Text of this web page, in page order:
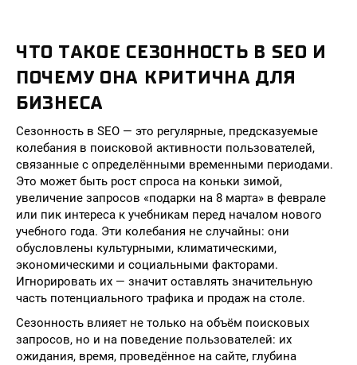
ЧТО ТАКОЕ СЕЗОННОСТЬ В SEO И
ПОЧЕМУ ОНА КРИТИЧНА ДЛЯ
БИЗНЕСА
Сезонность в SEO — это регулярные, предсказуемые
колебания в поисковой активности пользователей,
связанные с определёнными временными периодами.
Это может быть рост спроса на коньки зимой,
увеличение запросов «подарки на 8 марта» в феврале
или пик интереса к учебникам перед началом нового
учебного года. Эти колебания не случайны: они
обусловлены культурными, климатическими,
экономическими и социальными факторами.
Игнорировать их — значит оставлять значительную
часть потенциального трафика и продаж на столе.
Сезонность влияет не только на объём поисковых
запросов, но и на поведение пользователей: их
ожидания, время, проведённое на сайте, глубина